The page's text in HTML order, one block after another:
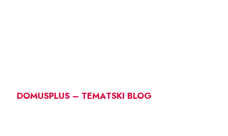
DOMUSPLUS – TEMATSKI BLOG